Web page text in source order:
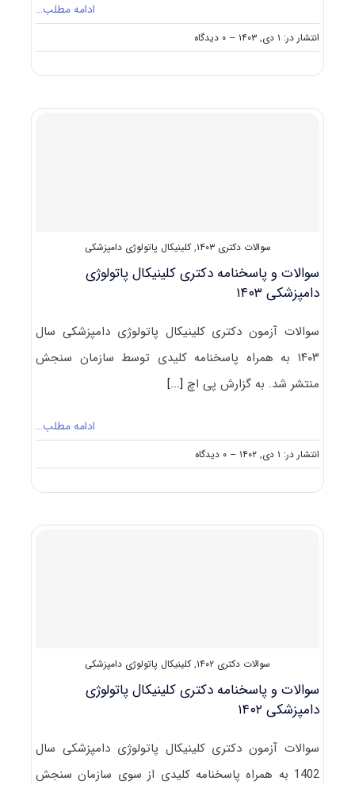
ادامه مطلب…
انتشار در: ۱ دی, ۱۴۰۳ -- ۰ دیدگاه
on
سوالات
کلینیکال
سوالات دکتری ۱۴۰۳ ,کلینیکال پاتولوژی دامپزشکی
سوالات و پاسخنامه دکتری کلینیکال پاتولوژی
دامپزشکی ۱۴۰۳
سوالات آزمون دکتری کلینیکال پاتولوژی دامپزشکی سال
۱۴۰۳ به همراه پاسخنامه کلیدی توسط سازمان سنجش
منتشر شد. به گزارش پی اچ[...]
ادامه مطلب…
انتشار در: ۱ دی, ۱۴۰۲ -- ۰ دیدگاه
on
سوالات
کلینیکال
سوالات دکتری ۱۴۰۲ ,کلینیکال پاتولوژی دامپزشکی
سوالات و پاسخنامه دکتری کلینیکال پاتولوژی
دامپزشکی ۱۴۰۲
سوالات آزمون دکتری کلینیکال پاتولوژی دامپزشکی سال
1402 به همراه پاسخنامه کلیدی از سوی سازمان سنجش